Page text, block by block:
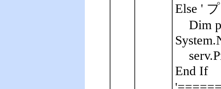
Else '
Dim
End If